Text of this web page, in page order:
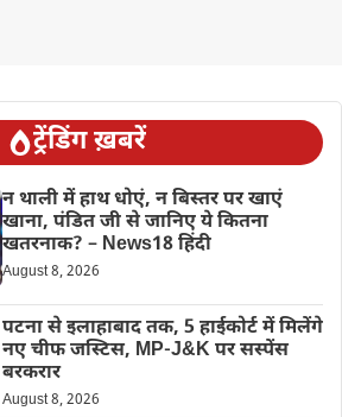
ट्रेंडिंग ख़बरें
न थाली में हाथ धोएं, न बिस्तर पर खाएं
खाना, पंडित जी से जानिए ये कितना
खतरनाक? – News18 हिंदी
August 8, 2026
पटना से इलाहाबाद तक, 5 हाईकोर्ट में मिलेंगे
नए चीफ जस्टिस, MP-J&K पर सस्पेंस
बरकरार
August 8, 2026